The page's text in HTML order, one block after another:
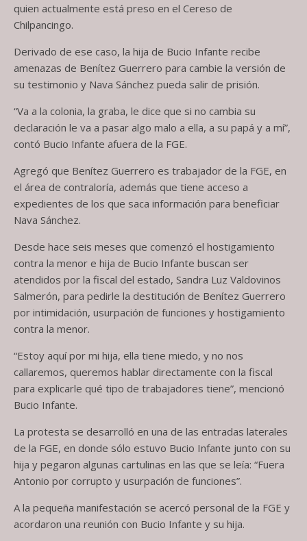
quien actualmente está preso en el Cereso de
Chilpancingo.
Derivado de ese caso, la hija de Bucio Infante recibe
amenazas de Benítez Guerrero para cambie la versión de
su testimonio y Nava Sánchez pueda salir de prisión.
“Va a la colonia, la graba, le dice que si no cambia su
declaración le va a pasar algo malo a ella, a su papá y a mí”,
contó Bucio Infante afuera de la FGE.
Agregó que Benítez Guerrero es trabajador de la FGE, en
el área de contraloría, además que tiene acceso a
expedientes de los que saca información para beneficiar
Nava Sánchez.
Desde hace seis meses que comenzó el hostigamiento
contra la menor e hija de Bucio Infante buscan ser
atendidos por la fiscal del estado, Sandra Luz Valdovinos
Salmerón, para pedirle la destitución de Benítez Guerrero
por intimidación, usurpación de funciones y hostigamiento
contra la menor.
“Estoy aquí por mi hija, ella tiene miedo, y no nos
callaremos, queremos hablar directamente con la fiscal
para explicarle qué tipo de trabajadores tiene”, mencionó
Bucio Infante.
La protesta se desarrolló en una de las entradas laterales
de la FGE, en donde sólo estuvo Bucio Infante junto con su
hija y pegaron algunas cartulinas en las que se leía: “Fuera
Antonio por corrupto y usurpación de funciones”.
A la pequeña manifestación se acercó personal de la FGE y
acordaron una reunión con Bucio Infante y su hija.